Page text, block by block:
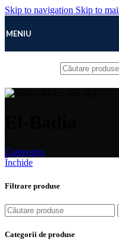
Skip to navigation Skip to
MENIU
Categories
Închide
Filtrare produse
Categorii de produse